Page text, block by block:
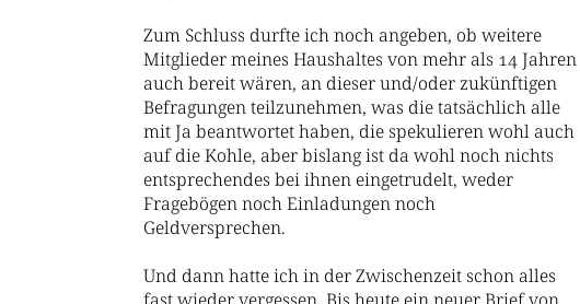
Zum Schluss durfte ich noch angeben, ob weitere
Mitglieder meines Haushaltes von mehr als 14 Jahren
auch bereit wären, an dieser und/oder zukünftigen
Befragungen teilzunehmen, was die tatsächlich alle
mit Ja beantwortet haben, die spekulieren wohl auch
auf die Kohle, aber bislang ist da wohl noch nichts
entsprechendes bei ihnen eingetrudelt, weder
Fragebögen noch Einladungen noch
Geldversprechen.
Und dann hatte ich in der Zwischenzeit schon alles